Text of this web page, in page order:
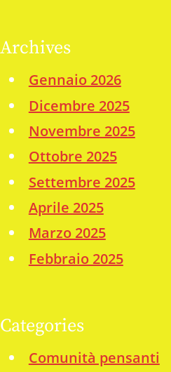
Archives
Gennaio 2026
Dicembre 2025
Novembre 2025
Ottobre 2025
Settembre 2025
Aprile 2025
Marzo 2025
Febbraio 2025
Categories
Comunità pensanti